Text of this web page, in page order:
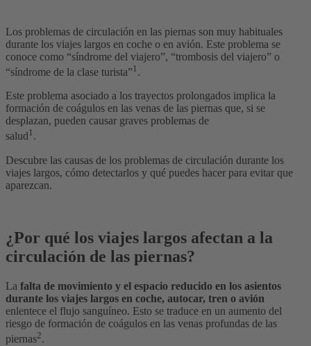
Los problemas de circulación en las piernas son muy habituales
durante los viajes largos en coche o en avión. Este problema se
conoce como “síndrome del viajero”, “trombosis del viajero” o
“síndrome de la clase turista”1 .
Este problema asociado a los trayectos prolongados implica la
formación de coágulos en las venas de las piernas que, si se
desplazan, pueden causar graves problemas de
salud1 .
Descubre las causas de los problemas de circulación durante los
viajes largos, cómo detectarlos y qué puedes hacer para evitar que
aparezcan.
¿Por qué los viajes largos afectan a la
circulación de las piernas?
La falta de movimiento y el espacio reducido en los asientos
durante los viajes largos en coche, autocar, tren o avión
enlentece el flujo sanguíneo. Esto se traduce en un aumento del
riesgo de formación de coágulos en las venas profundas de las
piernas2.